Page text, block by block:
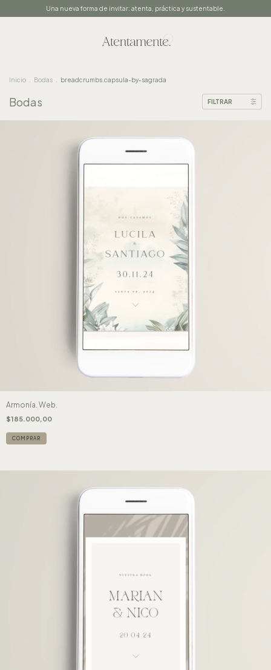
Una nueva forma de invitar: atenta, práctica y sustentable.
Inicio Bodas breadcrumbs.capsula-by-sagrada
Bodas FILTRAR
Armonía. Web.
$185.000,00